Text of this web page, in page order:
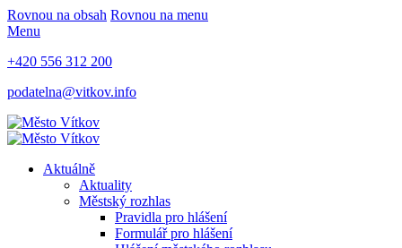
Rovnou na obsah Rovnou na menu
Menu
+420 556 312 200
podatelna@vitkov.info
Aktuálně
Aktuality
Městský rozhlas
Pravidla pro hlášení
Formulář pro hlášení